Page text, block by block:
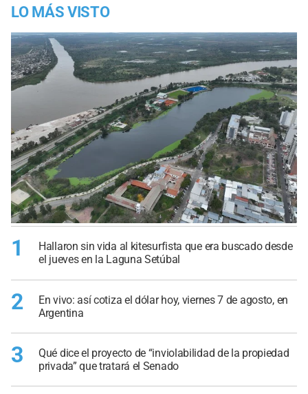
LO MÁS VISTO
1
Hallaron sin vida al kitesurfista que era buscado desde
el jueves en la Laguna Setúbal
2
En vivo: así cotiza el dólar hoy, viernes 7 de agosto, en
Argentina
3
Qué dice el proyecto de “inviolabilidad de la propiedad
privada” que tratará el Senado